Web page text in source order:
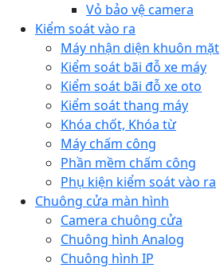
Vỏ bảo vệ camera
Kiểm soát vào ra
Máy nhận diện khuôn mặt
Kiểm soát bãi đỗ xe máy
Kiểm soát bãi đỗ xe oto
Kiểm soát thang máy
Khóa chốt, Khóa từ
Máy chấm công
Phần mềm chấm công
Phụ kiện kiểm soát vào ra
Chuông cửa màn hình
Camera chuông cửa
Chuông hình Analog
Chuông hình IP